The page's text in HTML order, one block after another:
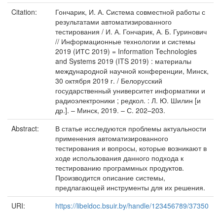
Citation:
Гончарик, И. А. Система совместной работы с
результатами автоматизированного
тестирования / И. А. Гончарик, А. Б. Гуринович
// Информационные технологии и системы
2019 (ИТС 2019) = Information Teсhnologies
and Systems 2019 (ITS 2019) : материалы
международной научной конференции, Минск,
30 октября 2019 г. / Белорусский
государственный университет информатики и
радиоэлектроники ; редкол. : Л. Ю. Шилин [и
др.]. – Минск, 2019. – С. 202–203.
Abstract:
В статье исследуются проблемы актуальности
применения автоматизированного
тестирования и вопросы, которые возникают в
ходе использования данного подхода к
тестированию программных продуктов.
Производится описание системы,
предлагающей инструменты для их решения.
URI:
https://libeldoc.bsuir.by/handle/123456789/37350